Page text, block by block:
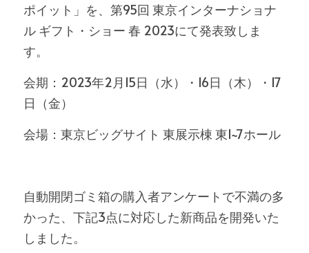
ポイット」を、 第95回 東京インターナショナ
ル ギフト・ショー 春 2023にて発表致しま
す。
会期：2023年2月15日（水）・16日（木）・17
日（金）
会場：東京ビッグサイト 東展示棟 東1~7ホール
自動開閉ゴミ箱の購入者アンケートで不満の多
かった、下記3点に対応した新商品を開発いた
しました。